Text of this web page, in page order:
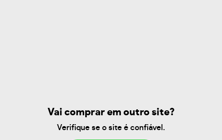
Vai comprar em outro site?
Verifique se o site é confiável.